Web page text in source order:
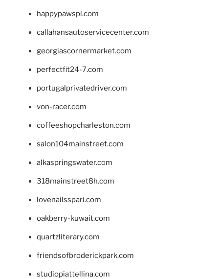
happypawspl.com
callahansautoservicecenter.com
georgiascornermarket.com
perfectfit24-7.com
portugalprivatedriver.com
von-racer.com
coffeeshopcharleston.com
salon104mainstreet.com
alkaspringswater.com
318mainstreet8h.com
lovenailsspari.com
oakberry-kuwait.com
quartzliterary.com
friendsofbroderickpark.com
studiopiattellina.com